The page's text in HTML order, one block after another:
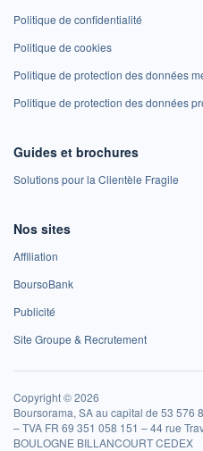
Politique de confidentialité
Politique de cookies
Politique de protection des données
Politique de protection des données
Guides et brochures
Solutions pour la Clientèle Fragile
Nos sites
Affiliation
BoursoBank
Publicité
Site Groupe & Recrutement
Copyright © 2026
Boursorama, SA au capital de 53 576
– TVA FR 69 351 058 151 – 44 rue
BOULOGNE BILLANCOURT CEDEX